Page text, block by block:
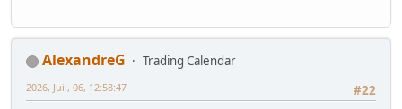
AlexandreG
Trading Calendar
#22
2026, Juil, 06, 12:58:47